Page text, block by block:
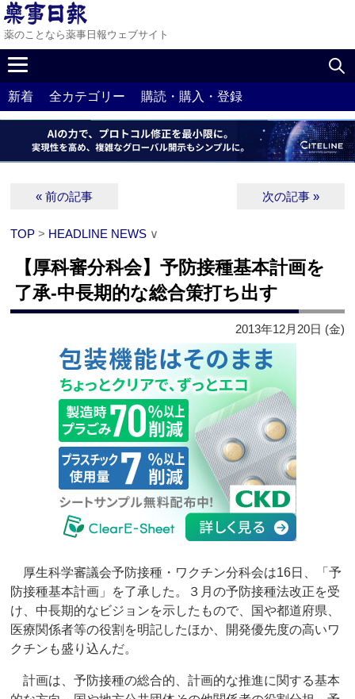
薬のことなら薬事日報ウェブサイト
新着 全カテゴリー 購読・購入・登録
« 前の記事 次の記事 »
TOP > HEADLINE NEWS ∨
【厚科審分科会】予防接種基本計画を
了承‐中長期的な総合策打ち出す
2013年12月20日 (金)
厚生科学審議会予防接種・ワクチン分科会は16日、「予
防接種基本計画」を了承した。３月の予防接種法改正を受
け、中長期的なビジョンを示したもので、国や都道府県、
医療関係者等の役割を明記したほか、開発優先度の高いワ
クチンも盛り込んだ。
計画は、予防接種の総合的、計画的な推進に関する基本